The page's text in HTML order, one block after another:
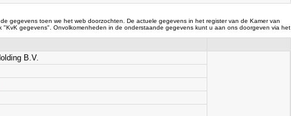
gegevens toen we het web doorzochten. De actuele gegevens in het register van de Kamer van
gegevens". Onvolkomenheden in de onderstaande gegevens kunt u aan ons doorgeven via het
B.V.